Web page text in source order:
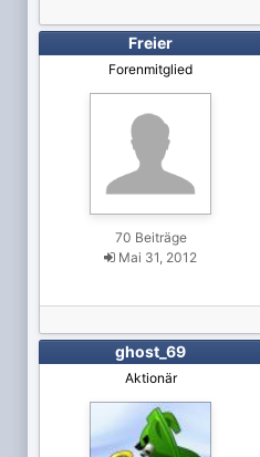
Freier
Forenmitglied
70 Beiträge
Mai 31, 2012
ghost_69
Aktionär